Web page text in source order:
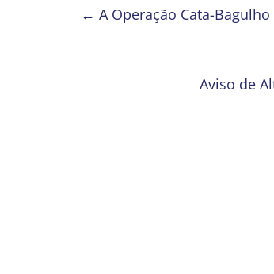
← A Operação Cata-
Aviso de